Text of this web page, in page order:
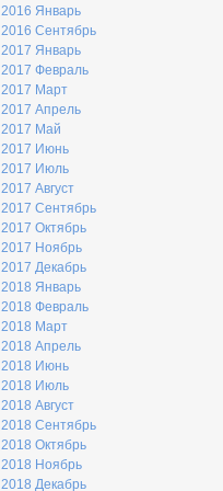
2016 Январь
2016 Сентябрь
2017 Январь
2017 Февраль
2017 Март
2017 Апрель
2017 Май
2017 Июнь
2017 Июль
2017 Август
2017 Сентябрь
2017 Октябрь
2017 Ноябрь
2017 Декабрь
2018 Январь
2018 Февраль
2018 Март
2018 Апрель
2018 Июнь
2018 Июль
2018 Август
2018 Сентябрь
2018 Октябрь
2018 Ноябрь
2018 Декабрь